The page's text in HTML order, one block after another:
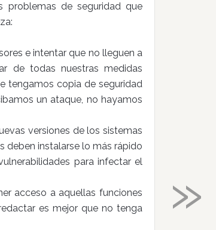
problemas de seguridad que
e intentar que no lleguen a
de todas nuestras medidas
tengamos copia de seguridad
un ataque, no hayamos
versiones de los sistemas
deben instalarse lo más rápido
para infectar el
acceso a aquellas funciones
es mejor que no tenga
»